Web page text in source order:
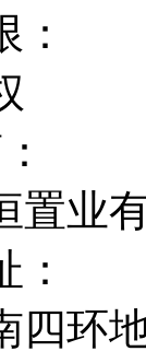
：
置业
四环